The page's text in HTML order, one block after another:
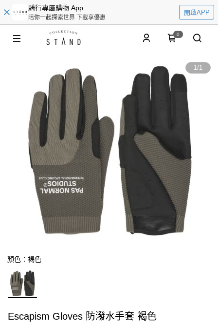
騎行專屬購物 App
陪你一起探索世界 下載享優惠
開啟APP
0
1/1
顏色：褐色
Escapism Gloves 防潑水手套 褐色